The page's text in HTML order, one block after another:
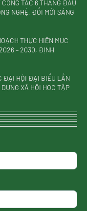
TÁC 6 THÁNG ĐẦU
NGHỆ, ĐỔI MỚI SÁNG
THỰC HIỆN MỤC
– 2030, ĐỊNH
ĐẠI HỘI ĐẠI BIỂU LẦN
XÃ HỘI HỌC TẬP